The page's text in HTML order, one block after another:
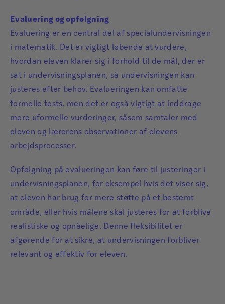
Evaluering og opfølgning
Evaluering er en central del af specialundervisningen
i matematik. Det er vigtigt løbende at vurdere,
hvordan eleven klarer sig i forhold til de mål, der er
sat i undervisningsplanen, så undervisningen kan
justeres efter behov. Evalueringen kan omfatte
formelle tests, men det er også vigtigt at inddrage
mere uformelle vurderinger, såsom samtaler med
eleven og lærerens observationer af elevens
arbejdsprocesser.
Opfølgning på evalueringen kan føre til justeringer i
undervisningsplanen, for eksempel hvis det viser sig,
at eleven har brug for mere støtte på et bestemt
område, eller hvis målene skal justeres for at forblive
realistiske og opnåelige. Denne fleksibilitet er
afgørende for at sikre, at undervisningen forbliver
relevant og effektiv for eleven.